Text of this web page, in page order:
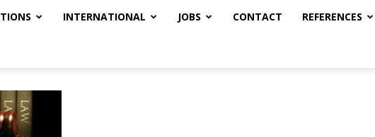
INTERNATIONAL JOBS CONTACT REFERENCES